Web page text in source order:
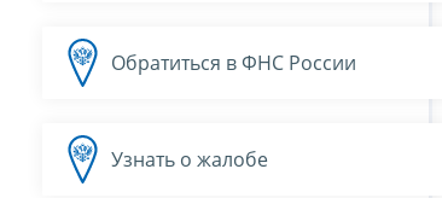
Обратиться в ФНС России
Узнать о жалобе